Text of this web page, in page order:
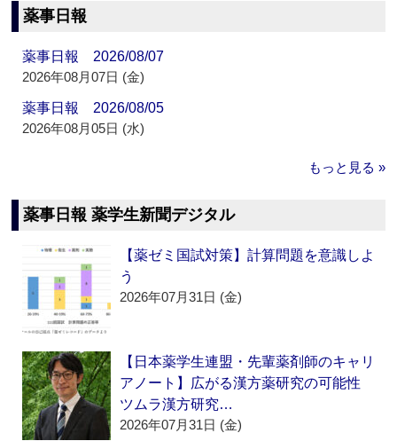
薬事日報
薬事日報 2026/08/07
2026年08月07日 (金)
薬事日報 2026/08/05
2026年08月05日 (水)
もっと見る »
薬事日報 薬学生新聞デジタル
【薬ゼミ国試対策】計算問題を意識しよ
う
2026年07月31日 (金)
【日本薬学生連盟・先輩薬剤師のキャリ
アノート】広がる漢方薬研究の可能性
ツムラ漢方研究…
2026年07月31日 (金)